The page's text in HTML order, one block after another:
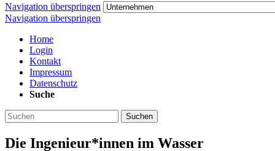
Navigation überspringen
Navigation überspringen
Home
Login
Kontakt
Impressum
Datenschutz
Suche
Suchen
Die Ingenieur*innen im Wasser